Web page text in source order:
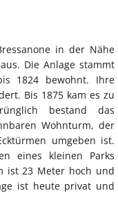
in der Nähe
Die Anlage stammt
1824 bewohnt. Ihre
Bis 1875 kam es zu
bestand das
Wohnturm, der
umgeben ist.
eines kleinen Parks
ist 23 Meter hoch und
ist heute privat und